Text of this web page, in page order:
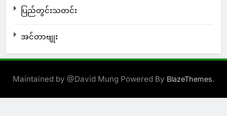
ပြည်တွင်းသတင်း
အင်တာဗျုး
Maintained by @David Mung Powered By BlazeThemes.